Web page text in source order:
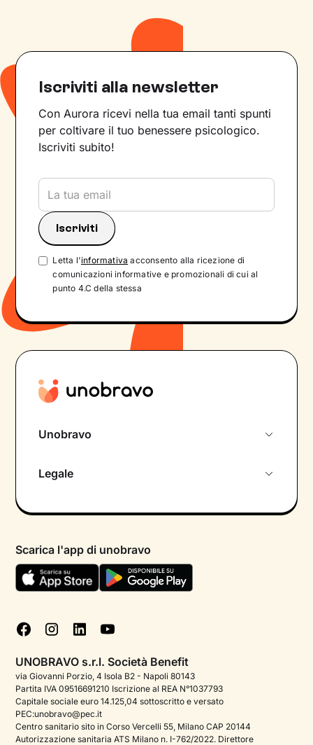
Iscriviti alla newsletter
Con Aurora ricevi nella tua email tanti spunti
per coltivare il tuo benessere psicologico.
Iscriviti subito!
Letta l'informativa acconsento alla ricezione di
comunicazioni informative e promozionali di cui al
punto 4.C della stessa
Unobravo
Psicologo in chat
Aiuto urgente
FAQ
Podcast di psicologia
Corporate
Psicologo italiano all'estero
Legale
Termini e condizioni
Informativa Privacy
Cookie policy
Gestisci cookie
Scarica l'app di unobravo
UNOBRAVO s.r.l. Società Benefit
via Giovanni Porzio, 4 Isola B2 - Napoli 80143
Partita IVA 09516691210 Iscrizione al REA N°1037793
Capitale sociale euro 14.125,04 sottoscritto e versato
PEC:unobravo@pec.it
Centro sanitario sito in Corso Vercelli 55, Milano CAP 20144
Autorizzazione sanitaria ATS Milano n. I-762/2022. Direttore